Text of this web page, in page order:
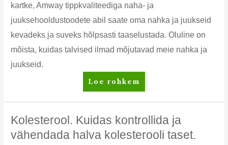
kartke, Amway tippkvaliteediga naha- ja
juuksehooldustoodete abil saate oma nahka ja juukseid
kevadeks ja suveks hõlpsasti taaselustada. Oluline on
mõista, kuidas talvised ilmad mõjutavad meie nahka ja
juukseid.
Kuidas
taaselustada
nahka
ja
kevadel
Loe rohkem
Kolesterool. Kuidas kontrollida ja
vähendada halva kolesterooli taset.